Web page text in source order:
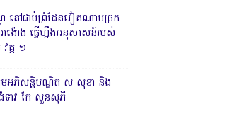
នៅជាប់ព្រំដែនវៀតណាមច្រក
ាង៉ោង ធ្វើហ្នឹងអនុសាសន៍របស់
វគ្គ ១
មអភិសន្តិបណ្ឌិត ស សុខា និង
ាវ កែ សួនសុភី